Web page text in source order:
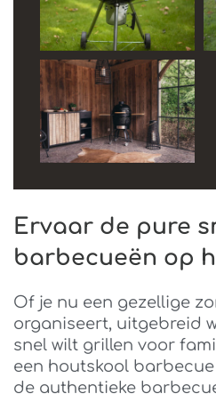
Ervaar de pure
barbecueën op
Of je nu een gezellige
organiseert, uitgebreid
snel wilt grillen voor
een houtskool
de authentieke